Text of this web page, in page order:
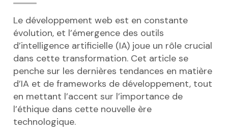
Le développement web est en constante
évolution, et l’émergence des outils
d’intelligence artificielle (IA) joue un rôle crucial
dans cette transformation. Cet article se
penche sur les dernières tendances en matière
d’IA et de frameworks de développement, tout
en mettant l’accent sur l’importance de
l’éthique dans cette nouvelle ère
technologique.